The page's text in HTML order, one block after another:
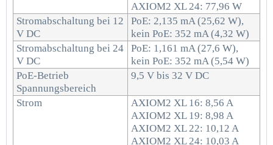
AXIOM2 XL 24: 77,96 W
Stromabschaltung bei 12
V DC
PoE: 2,135 mA (25,62 W),
kein PoE: 352 mA (4,32 W)
Stromabschaltung bei 24
V DC
PoE: 1,161 mA (27,6 W),
kein PoE: 352 mA (5,54 W)
PoE-Betrieb
Spannungsbereich
9,5 V bis 32 V DC
Strom
AXIOM2 XL 16: 8,56 A
AXIOM2 XL 19: 8,98 A
AXIOM2 XL 22: 10,12 A
AXIOM2 XL 24: 10,03 A